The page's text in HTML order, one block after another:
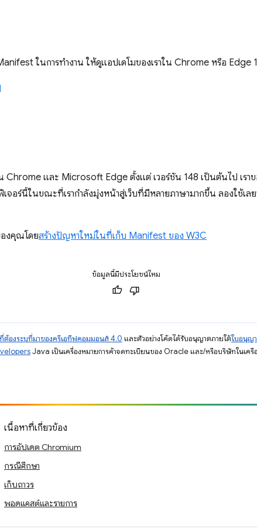
ในการทำงาน ให้ดูแอปเดโมของเราใน Chrome หรือ Edge
Chrome และ Microsoft Edge ตั้งแต่ เวอร์ชัน 148 เป็นต้นไป เร
เจอร์นี้ในขณะที่เรากำลังมุ่งหน้าสู่เว็บที่มีหลายภาษามากขึ้น ลองใช้เล
องคุณโดยสร้างปัญหาใหม่ในที่เก็บ Manifest ของ W3C
ข้อมูลนี้มีประโยชน์ไหม
ต้องระบุที่มาของครีเอทีฟคอมมอนส์ 4.0 และตัวอย่างโค้ดได้รับอนุญาตภายใต้ใบอนุญ
Java เป็นเครื่องหมายการค้าจดทะเบียนของ Oracle และ/หรือบริษัทในเครือ
เนื้อหาที่เกี่ยวข้อง
การอัปเดต Chromium
กรณีศึกษา
เก็บถาวร
พอดแคสต์และรายการ